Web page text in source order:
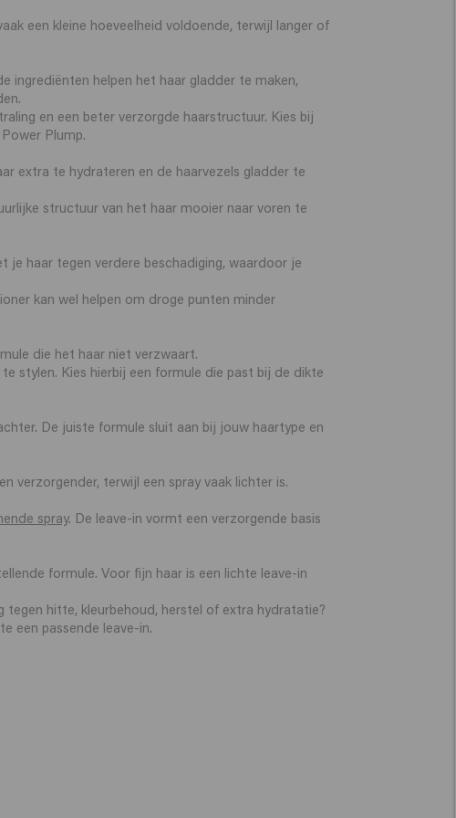
een kleine hoeveelheid voldoende, terwijl langer of
ingrediënten helpen het haar gladder te maken,
en een beter verzorgde haarstructuur. Kies bij
Plump.
extra te hydrateren en de haarvezels gladder te
structuur van het haar mooier naar voren te
haar tegen verdere beschadiging, waardoor je
kan wel helpen om droge punten minder
die het haar niet verzwaart.
stylen. Kies hierbij een formule die past bij de dikte
De juiste formule sluit aan bij jouw haartype en
verzorgender, terwijl een spray vaak lichter is.
spray. De leave-in vormt een verzorgende basis
formule. Voor fijn haar is een lichte leave-in
hitte, kleurbehoud, herstel of extra hydratatie?
een passende leave-in.